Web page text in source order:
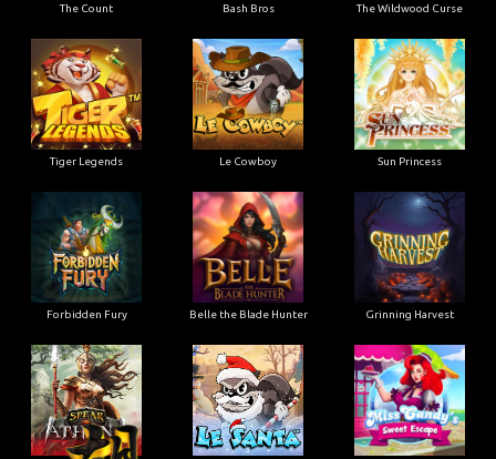
The Count Bash Bros The Wildwood Curse
Tiger Legends Le Cowboy Sun Princess
Forbidden Fury Belle the Blade Hunter Grinning Harvest